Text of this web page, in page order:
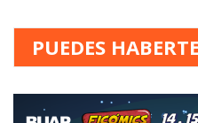
PUEDES